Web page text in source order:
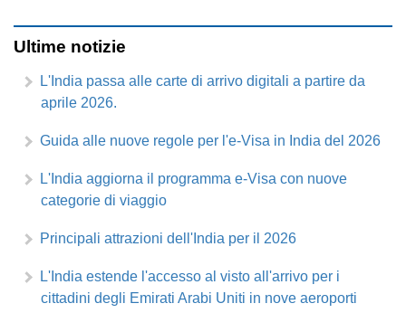
Ultime notizie
L'India passa alle carte di arrivo digitali a partire da
aprile 2026.
Guida alle nuove regole per l'e-Visa in India del 2026
L'India aggiorna il programma e-Visa con nuove
categorie di viaggio
Principali attrazioni dell'India per il 2026
L'India estende l'accesso al visto all'arrivo per i
cittadini degli Emirati Arabi Uniti in nove aeroporti